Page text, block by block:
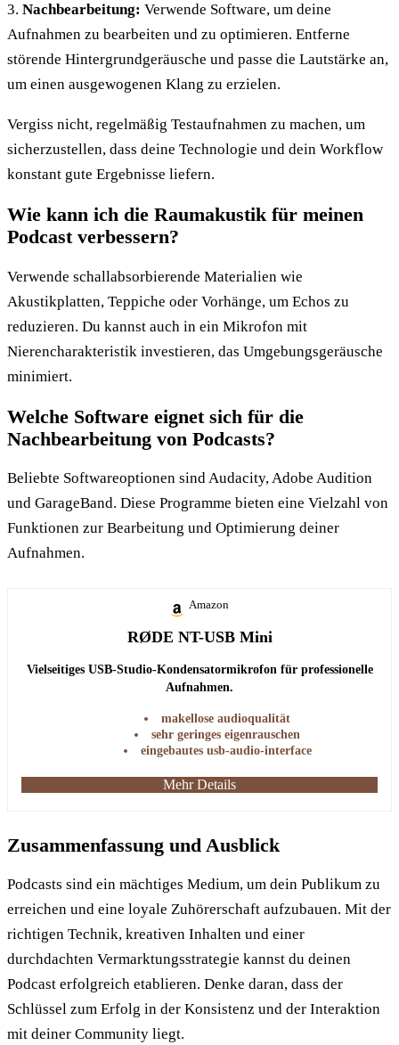
3. Nachbearbeitung: Verwende Software, um deine
Aufnahmen zu bearbeiten und zu optimieren. Entferne
störende Hintergrundgeräusche und passe die Lautstärke an,
um einen ausgewogenen Klang zu erzielen.
Vergiss nicht, regelmäßig Testaufnahmen zu machen, um
sicherzustellen, dass deine Technologie und dein Workflow
konstant gute Ergebnisse liefern.
Wie kann ich die Raumakustik für meinen
Podcast verbessern?
Verwende schallabsorbierende Materialien wie
Akustikplatten, Teppiche oder Vorhänge, um Echos zu
reduzieren. Du kannst auch in ein Mikrofon mit
Nierencharakteristik investieren, das Umgebungsgeräusche
minimiert.
Welche Software eignet sich für die
Nachbearbeitung von Podcasts?
Beliebte Softwareoptionen sind Audacity, Adobe Audition
und GarageBand. Diese Programme bieten eine Vielzahl von
Funktionen zur Bearbeitung und Optimierung deiner
Aufnahmen.
Amazon
RØDE NT-USB Mini
Vielseitiges USB-Studio-Kondensatormikrofon für professionelle
Aufnahmen.
makellose audioqualität
sehr geringes eigenrauschen
eingebautes usb-audio-interface
Mehr Details
Zusammenfassung und Ausblick
Podcasts sind ein mächtiges Medium, um dein Publikum zu
erreichen und eine loyale Zuhörerschaft aufzubauen. Mit der
richtigen Technik, kreativen Inhalten und einer
durchdachten Vermarktungsstrategie kannst du deinen
Podcast erfolgreich etablieren. Denke daran, dass der
Schlüssel zum Erfolg in der Konsistenz und der Interaktion
mit deiner Community liegt.